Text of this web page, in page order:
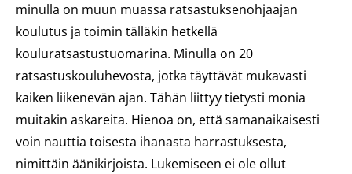
minulla on muun muassa ratsastuksenohjaajan
koulutus ja toimin tälläkin hetkellä
kouluratsastustuomarina. Minulla on 20
ratsastuskouluhevosta, jotka täyttävät mukavasti
kaiken liikenevän ajan. Tähän liittyy tietysti monia
muitakin askareita. Hienoa on, että samanaikaisesti
voin nauttia toisesta ihanasta harrastuksesta,
nimittäin äänikirjoista. Lukemiseen ei ole ollut